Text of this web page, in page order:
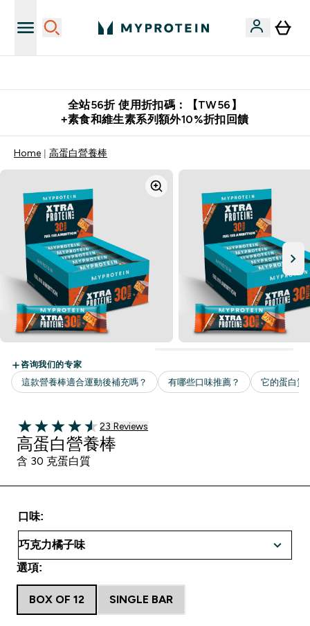
全站56折 使用折扣碼：【TW56】
+素食和維生素系列額外10%折扣回饋
Home 高蛋白營養棒
4.57 out of 5 stars
23 customer reviews
23 Reviews
高蛋白營養棒
含 30 克蛋白質
口味:
選項:
BOX OF 12 SINGLE BAR